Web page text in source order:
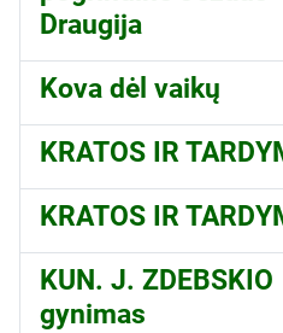
Draugija
Kova dėl vaikų
KRATOS IR
KRATOS IR
KUN. J. ZDEBSKIO
gynimas